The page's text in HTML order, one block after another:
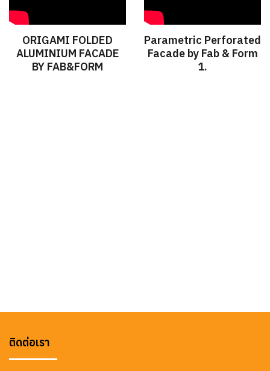
ORIGAMI FOLDED
ALUMINIUM FACADE
BY FAB&FORM
Parametric Perforated​
Facade by Fab & Form
1.
ติดต่อเรา